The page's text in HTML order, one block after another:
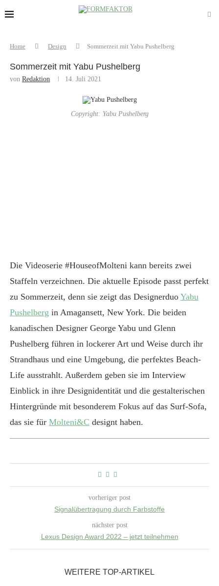
Home Design Sommerzeit mit Yabu Pushelberg
Sommerzeit mit Yabu Pushelberg
von Redaktion 14. Juli 2021
Copyright: Yabu Pushelberg
Die Videoserie #HouseofMolteni kann bereits zwei
Staffeln verzeichnen. Die aktuelle Episode passt perfekt
zu Sommerzeit, denn sie zeigt das Designerduo Yabu
Pushelberg in Amagansett, New York. Die beiden
kanadischen Designer George Yabu und Glenn
Pushelberg führen in lockerer Art und Weise durch ihr
Strandhaus und eine Umgebung, die perfektes Beach-
Life ausstrahlt. Außerdem geben sie im Interview
Einblick in ihre Designidentität und die gestalterischen
Hintergründe mit besonderem Fokus auf das Surf-Sofa,
das sie für Molteni&C designt haben.
vorheriger post
Signalübertragung durch Farbstoffe
nächster post
Lexus Design Award 2022 – jetzt teilnehmen
WEITERE TOP-ARTIKEL